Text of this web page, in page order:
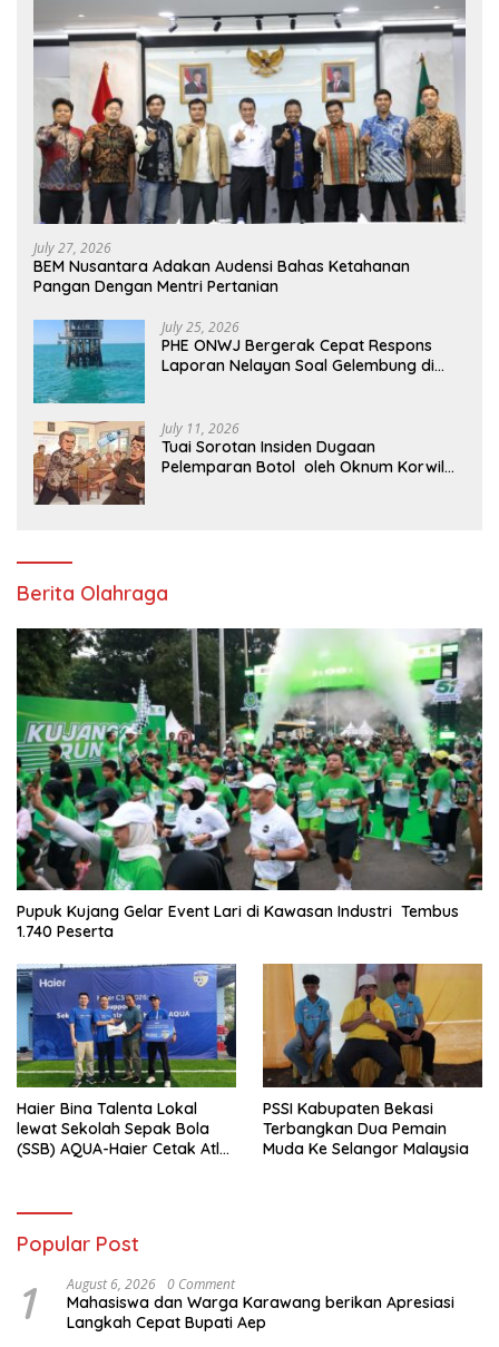
July 27, 2026
BEM Nusantara Adakan Audensi Bahas Ketahanan
Pangan Dengan Mentri Pertanian
July 25, 2026
PHE ONWJ Bergerak Cepat Respons
Laporan Nelayan Soal Gelembung di
July 11, 2026
Tuai Sorotan Insiden Dugaan
Pelemparan Botol oleh Oknum Korwil
Berita Olahraga
Pupuk Kujang Gelar Event Lari di Kawasan Industri Tembus
1.740 Peserta
Haier Bina Talenta Lokal
lewat Sekolah Sepak Bola
(SSB) AQUA-Haier Cetak Atlet
PSSI Kabupaten Bekasi
Terbangkan Dua Pemain
Muda Ke Selangor Malaysia
Popular Post
1 August 6, 2026 0 Comment
Mahasiswa dan Warga Karawang berikan Apresiasi
Langkah Cepat Bupati Aep